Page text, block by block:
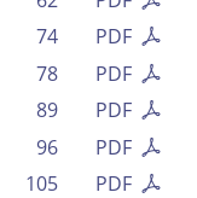
PDF
74
PDF
78
PDF
89
PDF
96
PDF
105